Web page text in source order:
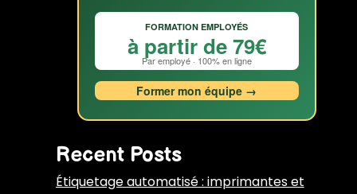
FORMATION EMPLOYÉS
à partir de 79€
Par employé · 100% en ligne
Former mon équipe →
Recent Posts
Étiquetage automatisé : imprimantes et